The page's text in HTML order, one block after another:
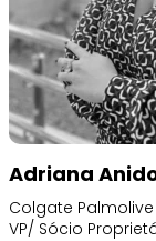
Adriana
Colgate
VP/ Sócio